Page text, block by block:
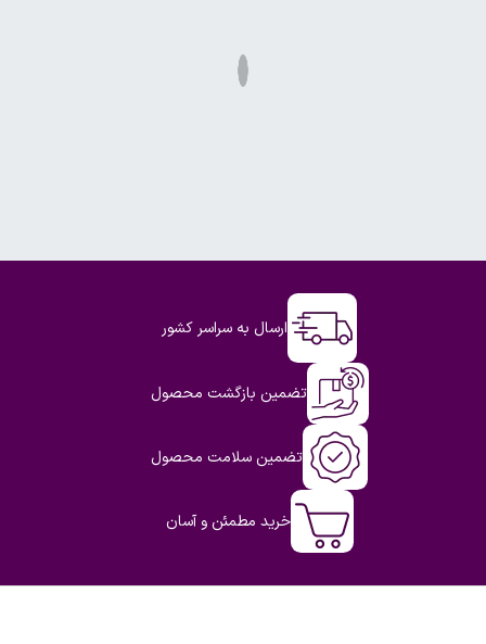
ارسال به سراسر کشور
تضمین بازگشت محصول
تضمین سلامت محصول
خرید مطمئن و آسان